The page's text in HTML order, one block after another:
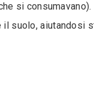
si
suolo, aiutandosi